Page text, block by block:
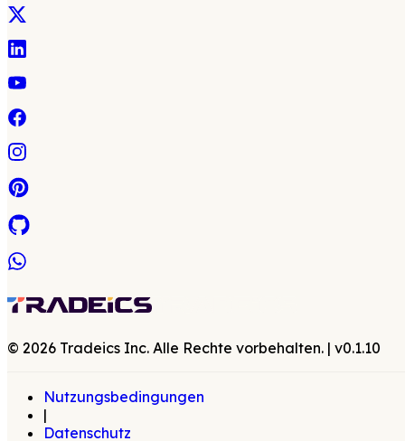
© 2026 Tradeics Inc. Alle Rechte vorbehalten. | v0.1.10
Nutzungsbedingungen
|
Datenschutz